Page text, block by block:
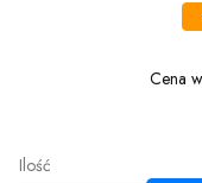
Cena
Ilość